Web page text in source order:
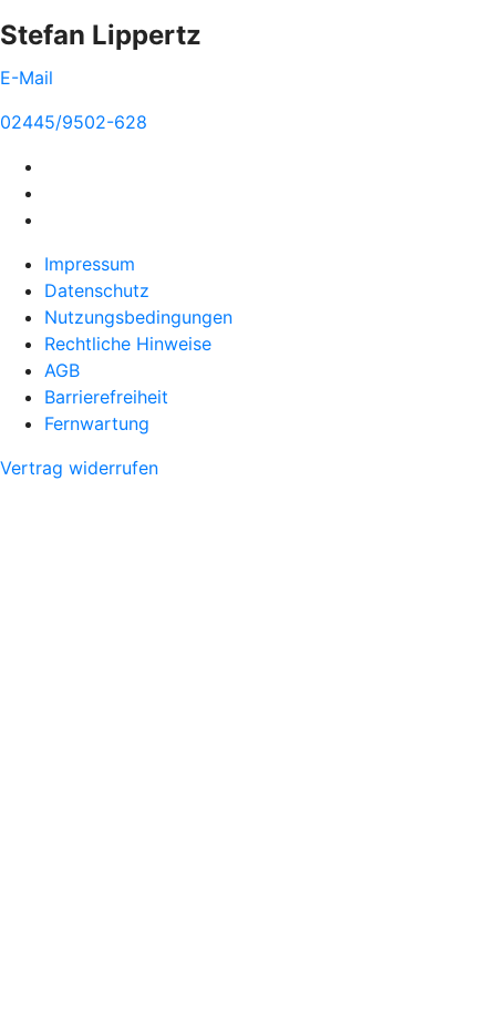
Stefan Lippertz
E-Mail
02445/9502-628
Impressum
Datenschutz
Nutzungsbedingungen
Rechtliche Hinweise
AGB
Barrierefreiheit
Fernwartung
Vertrag widerrufen